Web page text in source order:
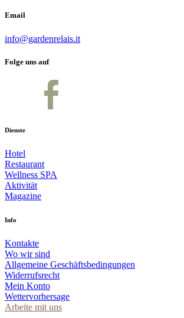
Email
info@gardenrelais.it
Folge uns auf
Dienste
Hotel
Restaurant
Wellness SPA
Aktivität
Magazine
Info
Kontakte
Wo wir sind
Allgemeine Geschäftsbedingungen
Widerrufsrecht
Mein Konto
Wettervorhersage
Arbeite mit uns